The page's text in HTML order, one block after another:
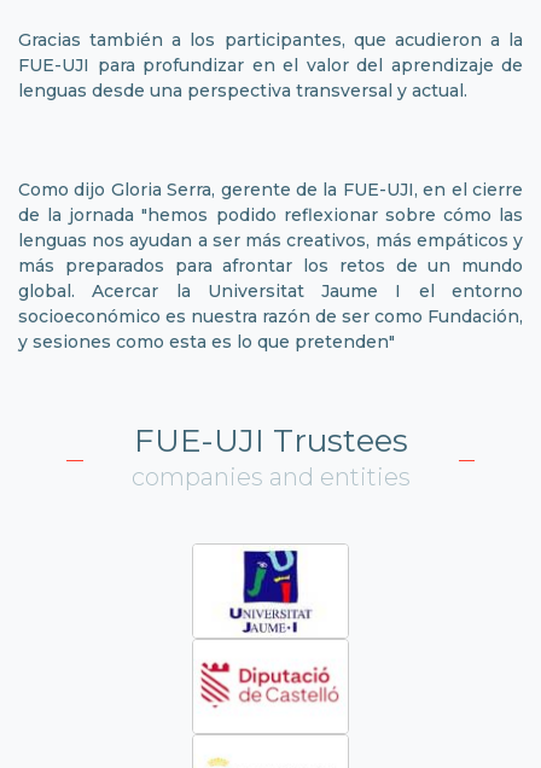
Gracias también a los participantes, que acudieron a la
FUE-UJI para profundizar en el valor del aprendizaje de
lenguas desde una perspectiva transversal y actual.
Como dijo Gloria Serra, gerente de la FUE-UJI, en el cierre
de la jornada "hemos podido reflexionar sobre cómo las
lenguas nos ayudan a ser más creativos, más empáticos y
más preparados para afrontar los retos de un mundo
global. Acercar la Universitat Jaume I el entorno
socioeconómico es nuestra razón de ser como Fundación,
y sesiones como esta es lo que pretenden"
FUE-UJI Trustees
companies and entities